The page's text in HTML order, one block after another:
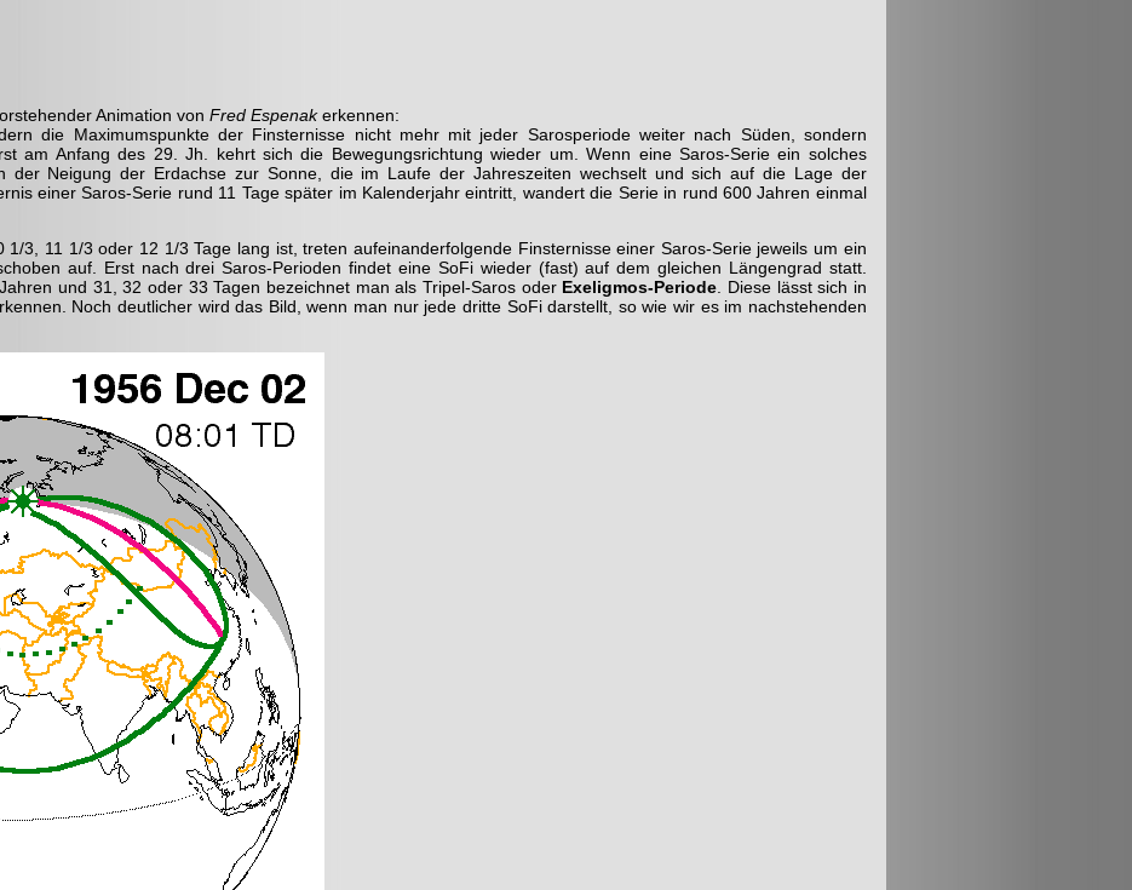
Animation von Fred Espenakerkennen:
die Maximumspunkte der Finsternisse nicht mehr mit jeder Sarosperiode weiter nach Süden, sondern
am Anfang des 29. Jh. kehrt sich die Bewegungsrichtung wieder um. Wenn eine Saros-Serie ein solches
der Neigung der Erd­achse zur Sonne, die im Laufe der Jahres­zeiten wechselt und sich auf die Lage der
einer Saros-Serie rund 11 Tage später im Kalenderjahr eintritt, wandert die Serie in rund 600 Jahren einmal
3, 11 1/3 oder 12 1/3 Tage lang ist, treten aufeinanderfolgende Finsternisse einer Saros-Serie jeweils um ein
auf. Erst nach drei Saros-Perioden findet eine SoFi wieder (fast) auf dem gleichen Längengrad statt.
und 31, 32 oder 33 Tagen bezeichnet man als Tripel-Saros oder Exeligmos-Periode . Diese lässt sich in
Noch deutlicher wird das Bild, wenn man nur jede dritte SoFi darstellt, so wie wir es im nachstehenden